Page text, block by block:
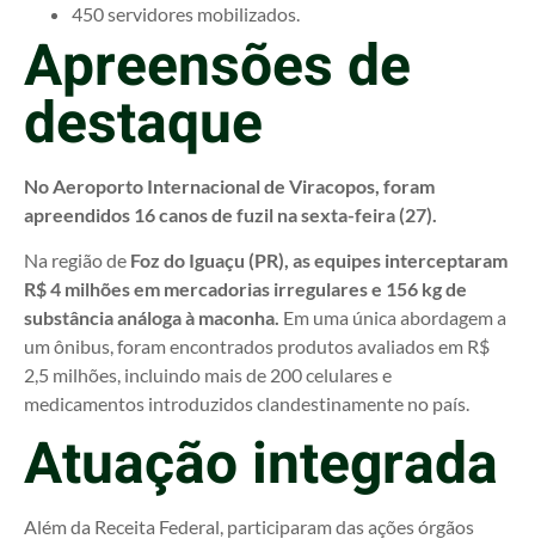
450 servidores mobilizados.
Apreensões de
destaque
No Aeroporto Internacional de Viracopos, foram
apreendidos 16 canos de fuzil na sexta-feira (27).
Na região de Foz do Iguaçu (PR), as equipes interceptaram
R$ 4 milhões em mercadorias irregulares e 156 kg de
substância análoga à maconha. Em uma única abordagem a
um ônibus, foram encontrados produtos avaliados em R$
2,5 milhões, incluindo mais de 200 celulares e
medicamentos introduzidos clandestinamente no país.
Atuação integrada
Além da Receita Federal, participaram das ações órgãos